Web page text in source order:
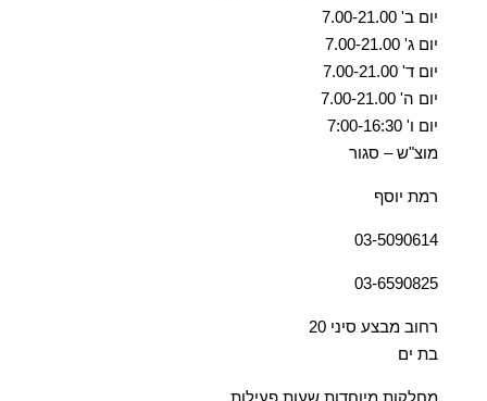
יום ב' 7.00-21.00
יום ג' 7.00-21.00
יום ד' 7.00-21.00
יום ה' 7.00-21.00
יום ו' 7:00-16:30
מוצ"ש – סגור
רמת יוסף
03-5090614
03-6590825
רחוב מבצע סיני 20
בת ים
מחלקות מיוחדות שעות פעילות